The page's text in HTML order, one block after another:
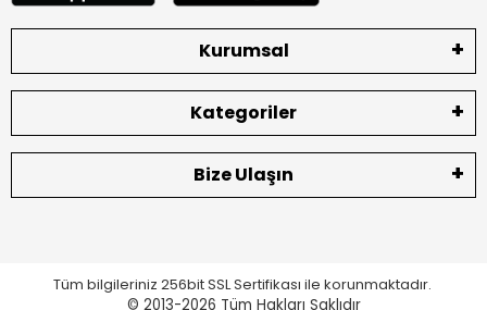
Kurumsal
Kategoriler
Bize Ulaşın
Tüm bilgileriniz 256bit SSL Sertifikası ile korunmaktadır.
© 2013-2026 Tüm Hakları Saklıdır